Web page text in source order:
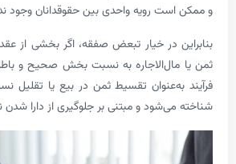
رویه واحدی بین حقوقدانان وجود نداشته باشد.
در خیار تبعض صفقه، اگر بخشی از عقد باطل یا
به نسبت بخش صحیح و باطل تقسیم
تقسیط ثمن در بیع یا تقلیل نسبی
و مبتنی بر جلوگیری از دارا شدن ناعادلانه است.